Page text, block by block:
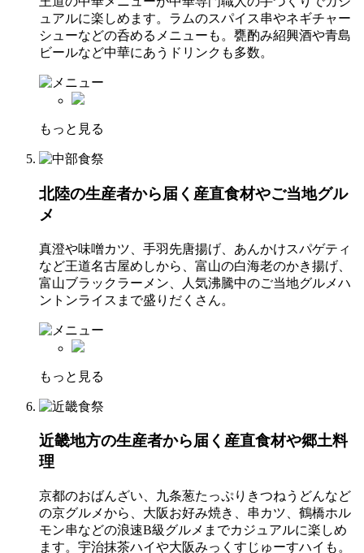
ュアルに楽しめます。ラムのスパイス串やネギチャー
シューなどの呑めるメニューも。甕酌み紹興酒や青島
ビールなど中華にあうドリンクも多数。
もっと見る
北陸の生産者から届く産直食材やご当地グル
メ
真澄や味噌カツ、手羽先唐揚げ、あんかけスパゲティ
など王道名古屋めしから、富山の白海老のかき揚げ、
富山ブラックラーメン、人気沸騰中のご当地グルメハ
ントンライスまで盛りだくさん。
もっと見る
近畿地方の生産者から届く産直食材や郷土料
理
京都のおばんざい、九条葱たっぷりきつねうどんなど
の京グルメから、大阪お好み焼き、串カツ、鶴橋ホル
モン串などの浪速B級グルメまでカジュアルに楽しめ
ます。宇治抹茶ハイや大阪みっくすじゅーすハイも。